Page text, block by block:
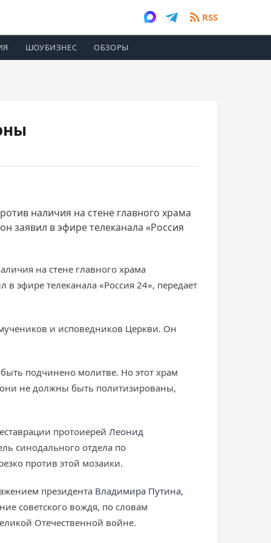
RSS
ШОУБИЗНЕС ОБЗОРЫ
наличия на стене главного храма
заявил в эфире телеканала «Россия
на стене главного храма
эфире телеканала «Россия 24», передает
и исповедников Церкви. Он
подчинено молитве. Но этот храм
не должны быть политизированы,
протоиерей Леонид
синодального отдела по
против этой мозаики.
президента Владимира Путина,
советского вождя, по словам
Отечественной войне.